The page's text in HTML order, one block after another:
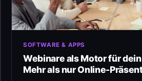
SOFTWARE & APPS
Webinare als Motor für
Mehr als nur Online-